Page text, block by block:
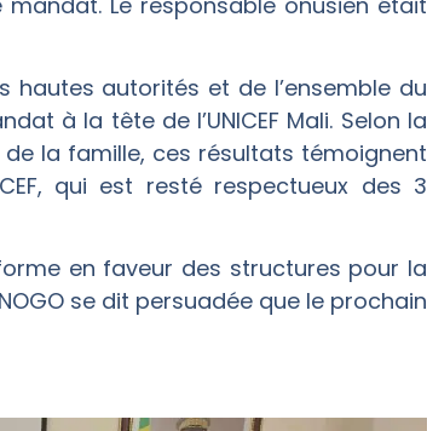
hautes autorités et de l’ensemble du
à la tête de l’UNICEF Mali. Selon la
la famille, ces résultats témoignent
qui est resté respectueux des 3
en faveur des structures pour la
se dit persuadée que le prochain